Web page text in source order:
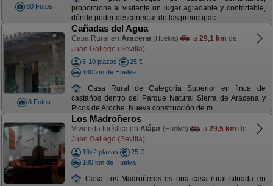
50 Fotos
proporciona al visitante un lugar agradable y confortable,
dónde poder desconectar de las preocupac ...
8 Fotos
Cañadas del Agua
Casa Rural en Aracena (Huelva) a 29,1 km de
Juan Gallego (Sevilla)
6-10 plazas
25 €
100 km de Huelva
Casa Rural de Categoria Superior en finca de
castaños dentro del Parque Natural Sierra de Aracena y
Picos de Aroche. Nueva construcción de m ...
Los Madroñeros
Vivienda turística en Alájar (Huelva) a 29,5 km de
Juan Gallego (Sevilla)
10+2 plazas
25 €
100 km de Huelva
Casa Los Madroñeros es una casa rural situada en